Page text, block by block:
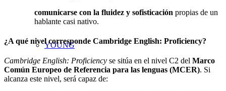
YOUNG
comunicarse con la fluidez y sofisticación propias de un
hablante casi nativo.
¿A qué nivel corresponde Cambridge English: Proficiency?
Cambridge English: Proficiency se sitúa en el nivel C2 del Marco
Común Europeo de Referencia para las lenguas (MCER). Si
alcanza este nivel, será capaz de: